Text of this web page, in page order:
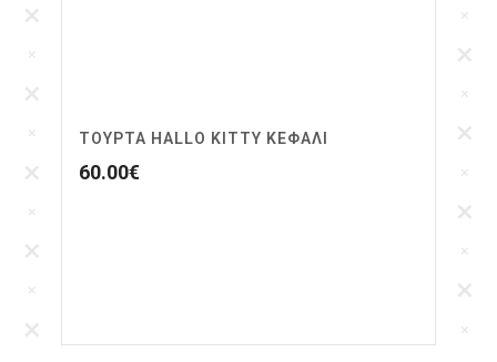
ΤΟΎΡΤΑ HALLO KITTY ΚΕΦΆΛΙ
60.00€